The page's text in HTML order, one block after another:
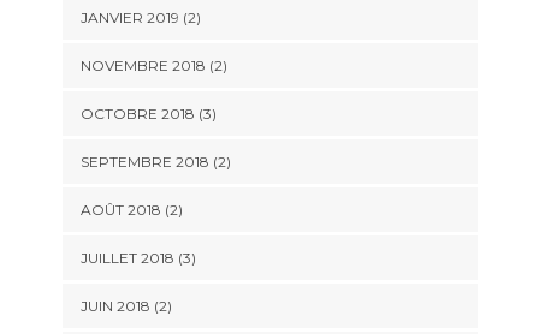
JANVIER 2019 (2)
NOVEMBRE 2018 (2)
OCTOBRE 2018 (3)
SEPTEMBRE 2018 (2)
AOÛT 2018 (2)
JUILLET 2018 (3)
JUIN 2018 (2)